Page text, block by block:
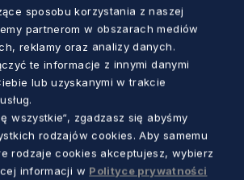
Bursztynowy Laur
wyniki konkursu
sposobu korzystania z naszej
partnerom w obszarach mediów
reklamy oraz analizy danych.
te informacje z innymi danymi
lub uzyskanymi w trakcie
wszystkie“, zgadzasz się abyśmy
rodzajów cookies. Aby samemu
rodzaje cookies akceptujesz, wybierz
informacji w Polityce prywatności